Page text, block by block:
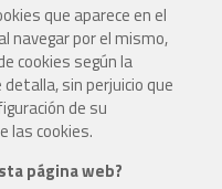
que aparece en el
navegar por el mismo,
cookies según la
sin perjuicio que
de su
las cookies.
página web?